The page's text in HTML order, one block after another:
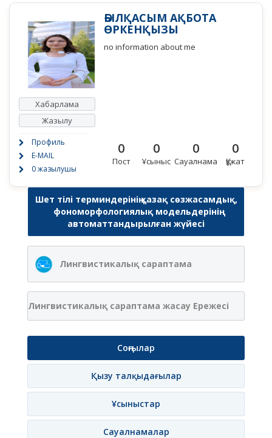
Хабарлама
Жазылу
Профиль
E-MAIL
0 жазылушы
ӘБІЛҚАСЫМ АҚБОТА
ӨРКЕНҚЫЗЫ
no information about me
0
Пост
0
Ұсыныс
0
Сауалнама
0
Құжат
Шет тілі терминдерінің қазақ сөзжасамдық,
фономорфологиялық модельдерінің
автоматтандырылған жүйесі
Лингвистикалық сараптама
Лингвистикалық сараптама жасау Ережесі
Соңғылар
Қызу талқыдағылар
Ұсыныстар
Сауалнамалар